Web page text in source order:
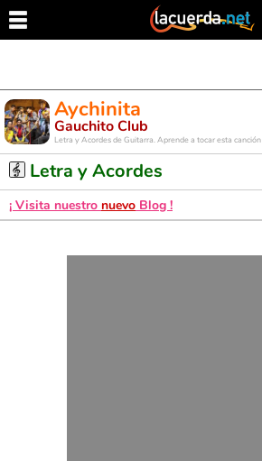
Aychinita
Gauchito Club
Letra y Acordes de Guitarra. Aprende a tocar esta canción
Letra y Acordes
¡ Visita nuestro nuevo Blog !